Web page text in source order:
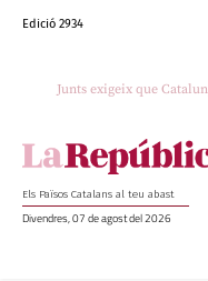
Edició 2934
Junts exigeix que
Els Països Catalans al teu abast
Divendres, 07 de agost del 2026